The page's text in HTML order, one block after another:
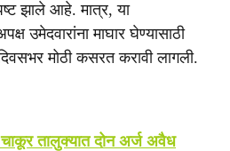
झाले आहे. मात्र, या
उमेदवारांना माघार घेण्यासाठी
मोठी कसरत करावी लागली.
तालुक्यात दोन अर्ज अवैध